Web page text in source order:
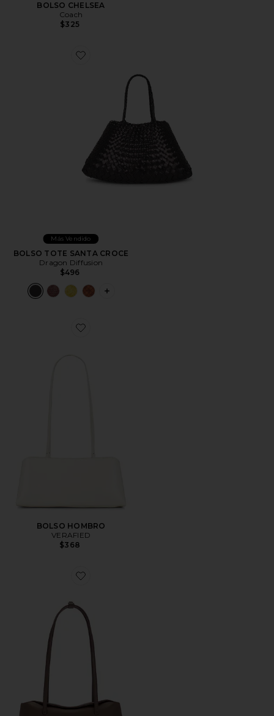
BOLSO CHELSEA
Coach
$325
Favorite BOLSO TOTE SANTA CROCE
Más Vendido
BOLSO TOTE SANTA CROCE
Dragon Diffusion
$496
PLUS ICON TO SEE MORE OPTIONS
Favorite BOLSO HOMBRO
BOLSO HOMBRO
VERAFIED
$368
Favorite BOLSO CHRYSTIE